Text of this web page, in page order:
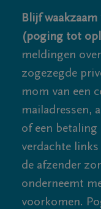
Blijf
(poging tot
meldingen
zogezegde
mom van een
mailadressen,
of een
verdachte
de afzender
onderneemt
voorkomen.